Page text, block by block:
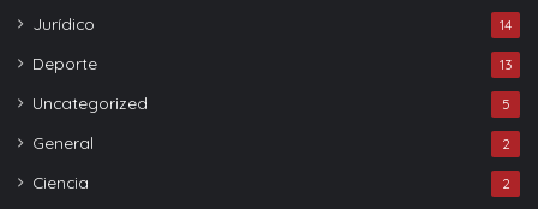
Jurídico 14
Deporte 13
Uncategorized 5
General 2
Ciencia 2